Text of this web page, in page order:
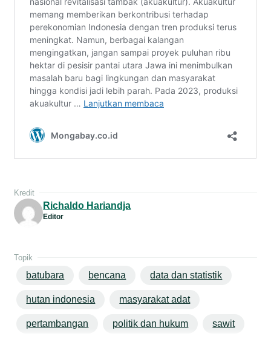
Kredit
Richaldo Hariandja
Editor
Topik
batubara bencana data dan statistik
hutan indonesia masyarakat adat
pertambangan politik dan hukum sawit